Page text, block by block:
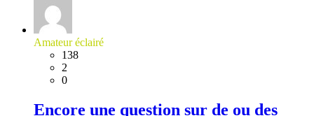
Amateur éclairé
138
2
0
Encore une question sur de ou des